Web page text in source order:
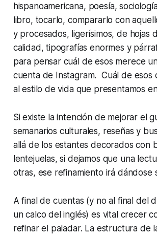
hispanoamericana, poesía,
libro, tocarlo, compararlo con
y procesados, ligerísimos, de hojas
calidad, tipografías enormes y
para pensar cuál de esos merece
cuenta de Instagram. Cuál de esos
al estilo de vida que presentamos
Si existe la intención de mejorar el
semanarios culturales, reseñas y
allá de los estantes decorados con
lentejuelas, si dejamos que una
otras, ese refinamiento irá dándose
A final de cuentas (y noal final del
un calco del inglés) es vital crecer
refinar el paladar. La estructura de